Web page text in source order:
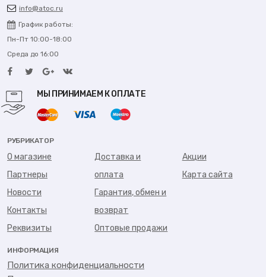
info@atoc.ru
График работы:
Пн-Пт 10:00-18:00
Среда до 16:00
МЫ ПРИНИМАЕМ К ОПЛАТЕ
РУБРИКАТОР
О магазине
Партнеры
Новости
Контакты
Реквизиты
Доставка и
оплата
Гарантия, обмен и
возврат
Оптовые продажи
Акции
Карта сайта
ИНФОРМАЦИЯ
Политика конфиденциальности